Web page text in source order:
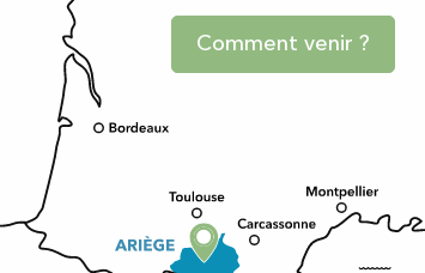
Comment venir ?